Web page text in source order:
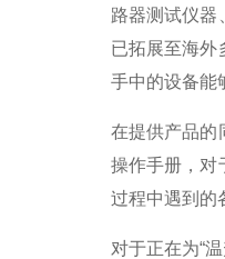
路器测试仪器
已拓展至海外
手中的设备能
在提供产品的
操作手册，对
过程中遇到的
对于正在为“